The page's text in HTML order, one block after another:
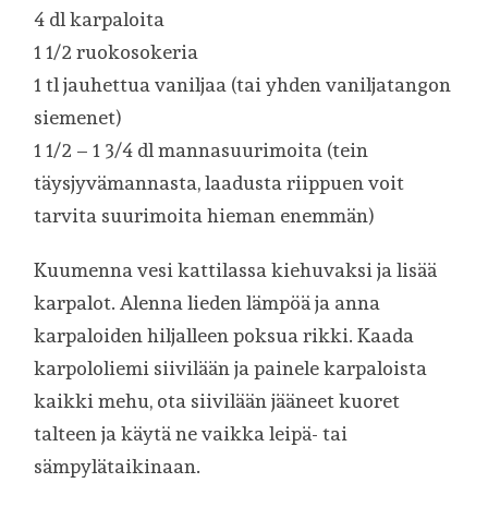
4 dl karpaloita
1 1/2 ruokosokeria
1 tl jauhettua vaniljaa (tai yhden vaniljatangon
siemenet)
1 1/2 – 1 3/4 dl mannasuurimoita (tein
täysjyvämannasta, laadusta riippuen voit
tarvita suurimoita hieman enemmän)
Kuumenna vesi kattilassa kiehuvaksi ja lisää
karpalot. Alenna lieden lämpöä ja anna
karpaloiden hiljalleen poksua rikki. Kaada
karpololiemi siivilään ja painele karpaloista
kaikki mehu, ota siivilään jääneet kuoret
talteen ja käytä ne vaikka leipä- tai
sämpylätaikinaan.